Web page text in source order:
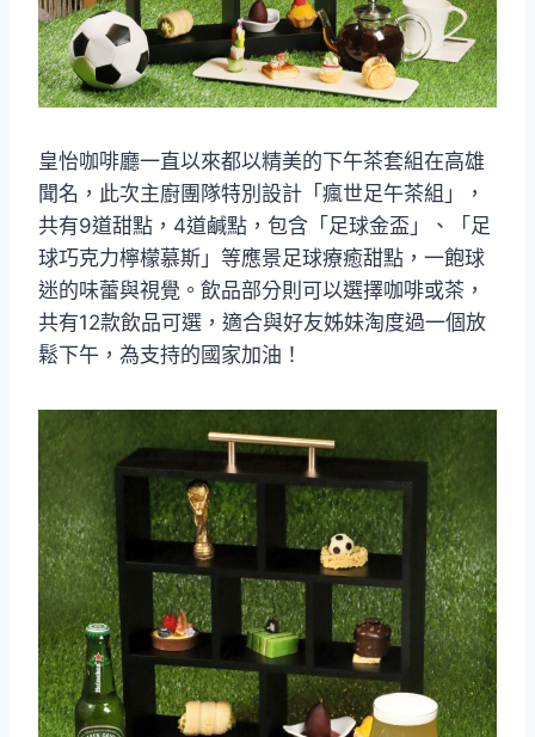
皇怡咖啡廳一直以來都以精美的下午茶套組在高雄
聞名，此次主廚團隊特別設計「瘋世足午茶組」，
共有9道甜點，4道鹹點，包含「足球金盃」、「足
球巧克力檸檬慕斯」等應景足球療癒甜點，一飽球
迷的味蕾與視覺。飲品部分則可以選擇咖啡或茶，
共有12款飲品可選，適合與好友姊妹淘度過一個放
鬆下午，為支持的國家加油！